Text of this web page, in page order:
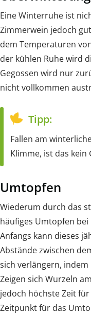
Eine Winterruhe ist
Zimmerwein jedoch
dem Temperaturen
der kühlen Ruhe wird
Gegossen wird nur
nicht vollkommen
Tipp:
Fallen am
Klimme, ist das kein
Umtopfen
Wiederum durch das
häufiges Umtopfen
Anfangs kann dieses
Abstände zwischen
sich verlängern,
Zeigen sich Wurzeln
jedoch höchste Zeit
Zeitpunkt für das